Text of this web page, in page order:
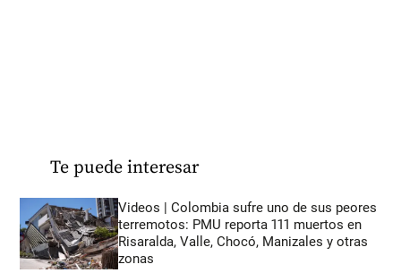
Te puede interesar
Videos | Colombia sufre uno de sus peores
terremotos: PMU reporta 111 muertos en
Risaralda, Valle, Chocó, Manizales y otras
zonas